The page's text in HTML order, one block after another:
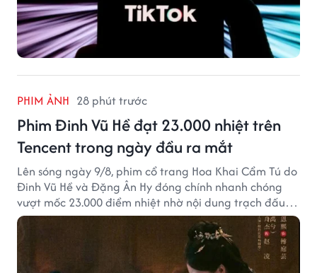
PHIM ẢNH 28 phút trước
Phim Đinh Vũ Hề đạt 23.000 nhiệt trên
Tencent trong ngày đầu ra mắt
Lên sóng ngày 9/8, phim cổ trang Hoa Khai Cẩm Tú do
Đinh Vũ Hề và Đặng Ân Hy đóng chính nhanh chóng
vượt mốc 23.000 điểm nhiệt nhờ nội dung trạch đấu
cuốn hút.